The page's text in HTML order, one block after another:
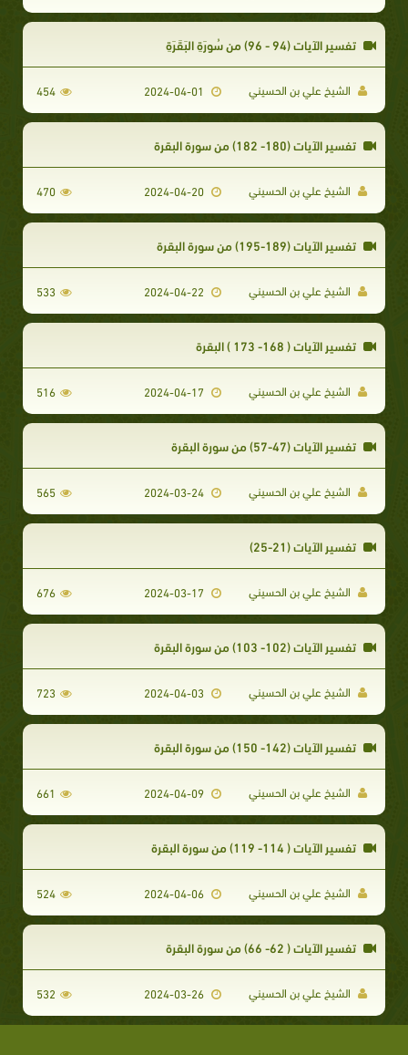
تفسير الآيات (94 - 96) من سُورَةِ البَقَرَةِ
الشيخ علي بن الحسيني 454
تفسير الآيات (180- 182) من سورة البقرة
الشيخ علي بن الحسيني 470
تفسير الآيات (189-195) من سورة البقرة
الشيخ علي بن الحسيني 533
تفسير الآيات ( 168- 173 ) البقرة
الشيخ علي بن الحسيني 516
تفسير الآيات (47-57) من سورة البقرة
الشيخ علي بن الحسيني 565
تفسير الآيات (21-25)
الشيخ علي بن الحسيني 676
تفسير الآيات (102- 103) من سورة البقرة
الشيخ علي بن الحسيني 723
تفسير الآيات (142- 150) من سورة البقرة
الشيخ علي بن الحسيني 661
تفسير الآيات ( 114- 119) من سورة البقرة
الشيخ علي بن الحسيني 524
تفسير الآيات ( 62- 66) من سورة البقرة
الشيخ علي بن الحسيني 532